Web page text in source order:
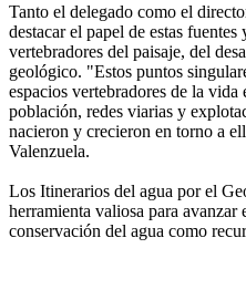
Tanto el delegado como el
destacar el papel de estas
vertebradores del paisaje, del
geológico. "Estos puntos
espacios vertebradores de la
población, redes viarias y
nacieron y crecieron en torno a
Valenzuela.
Los Itinerarios del agua por el
herramienta valiosa para
conservación del agua como